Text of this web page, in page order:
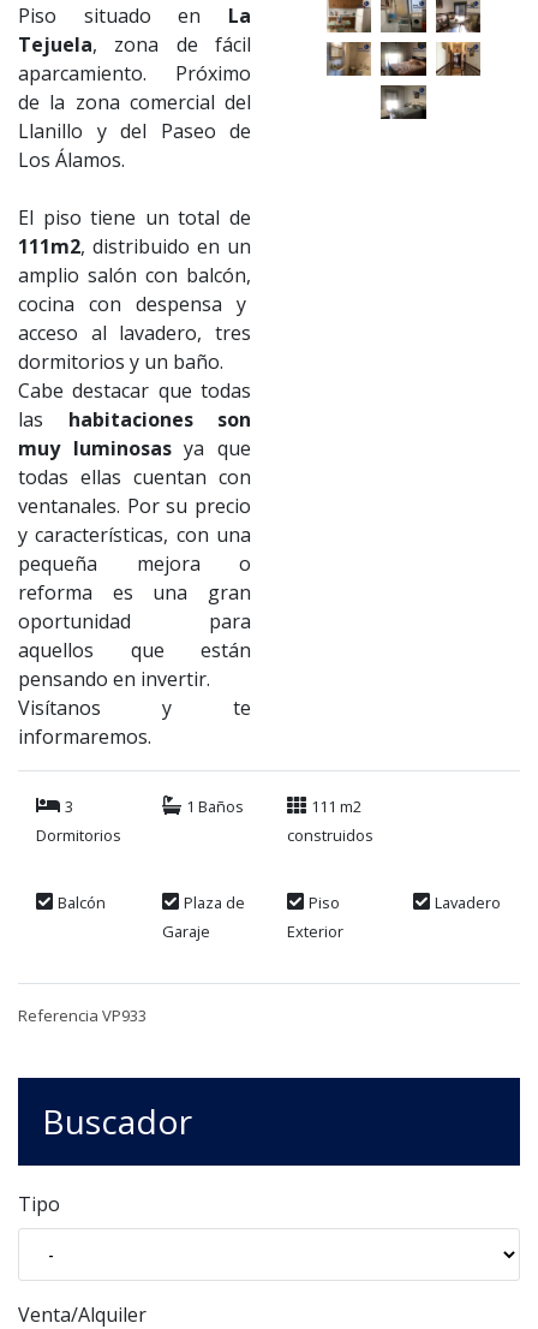
Piso situado en La
Tejuela, zona de fácil
aparcamiento. Próximo
de la zona comercial del
Llanillo y del Paseo de
Los Álamos.
El piso tiene un total de
111m2, distribuido en un
amplio salón con balcón,
cocina con despensa y
acceso al lavadero, tres
dormitorios y un baño.
Cabe destacar que todas
las habitaciones son
muy luminosasya que
todas ellas cuentan con
ventanales. Por su precio
y características, con una
pequeña mejora o
reforma es una gran
oportunidad para
aquellos que están
pensando en invertir.
Visítanos y te
informaremos.
3
Dormitorios
1 Baños
111 m2
construidos
Balcón
Plaza de
Garaje
Piso
Exterior
Lavadero
Referencia VP933
Buscador
Tipo
Venta/Alquiler